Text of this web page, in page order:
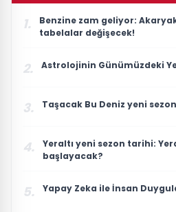
1.
Benzine zam geliyor:
tabelalar değişecek!
2. Astrolojinin Günümüzdeki
3. Taşacak Bu Deniz yeni
4.
Yeraltı yeni sezon tarihi:
başlayacak?
5. Yapay Zeka ile İnsan